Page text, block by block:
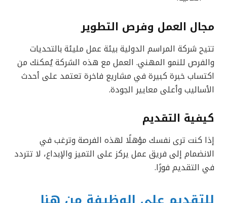
مجال العمل وفرص التطوير
تتيح شركة المراسم الدولية بيئة عمل مليئة بالتحديات
والفرص للنمو المهني. العمل مع هذه الشركة يُمكنك من
اكتساب خبرة كبيرة في مشاريع فاخرة تعتمد على أحدث
الأساليب وأعلى معايير الجودة.
كيفية التقديم
إذا كنت ترى نفسك مؤهلًا لهذه الفرصة وترغب في
الانضمام إلى فريق عمل يركز على التميز والإبداع، لا تتردد
في التقديم فورًا.